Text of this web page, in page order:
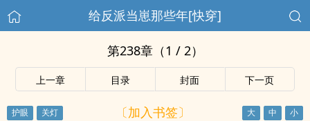
给反派当崽那些年[快穿]
第238章（1 / 2）
上一章 目录 封面 下一页
〔加入书签〕